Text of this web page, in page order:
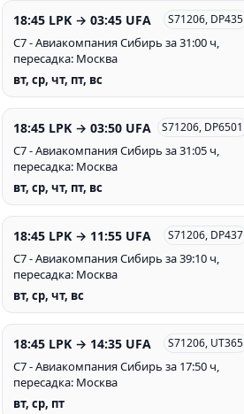
18:45 LPK → 03:45 UFA S71206, DP435
С7 - Авиакомпания Сибирь за 31:00 ч,
пересадка: Москва
вт, ср, чт, пт, вс
18:45 LPK → 03:50 UFA S71206, DP6501
С7 - Авиакомпания Сибирь за 31:05 ч,
пересадка: Москва
вт, ср, чт, пт, вс
18:45 LPK → 11:55 UFA S71206, DP437
С7 - Авиакомпания Сибирь за 39:10 ч,
пересадка: Москва
вт, ср, чт, вс
18:45 LPK → 14:35 UFA S71206, UT365
С7 - Авиакомпания Сибирь за 17:50 ч,
пересадка: Москва
вт, ср, пт